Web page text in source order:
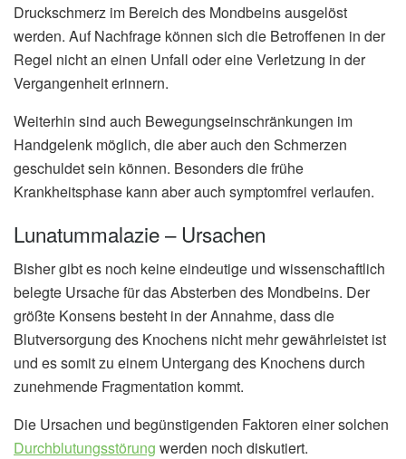
Druckschmerz im Bereich des Mondbeins ausgelöst
werden. Auf Nachfrage können sich die Betroffenen in der
Regel nicht an einen Unfall oder eine Verletzung in der
Vergangenheit erinnern.
Weiterhin sind auch Bewegungseinschränkungen im
Handgelenk möglich, die aber auch den Schmerzen
geschuldet sein können. Besonders die frühe
Krankheitsphase kann aber auch symptomfrei verlaufen.
Lunatummalazie – Ursachen
Bisher gibt es noch keine eindeutige und wissenschaftlich
belegte Ursache für das Absterben des Mondbeins. Der
größte Konsens besteht in der Annahme, dass die
Blutversorgung des Knochens nicht mehr gewährleistet ist
und es somit zu einem Untergang des Knochens durch
zunehmende Fragmentation kommt.
Die Ursachen und begünstigenden Faktoren einer solchen
Durchblutungsstörung werden noch diskutiert.